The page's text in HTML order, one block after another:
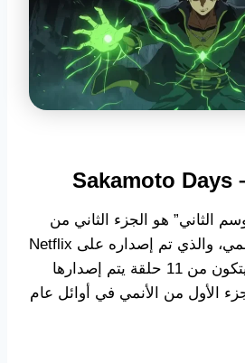
الثاني” هو الجزء الثاني من
الموسم الأول من الأنمي، والذي تم إصداره على Netflix
في 14 يوليو 2025، ويتكون من 11 حلقة يتم إصدارها
الأول من الأنمي في أوائل عام